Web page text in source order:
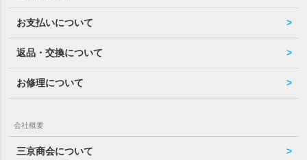
お支払いについて
返品・交換について
お修理について
会社概要
三京商会について